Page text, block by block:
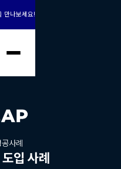
만나보세요!
사례
입 사례